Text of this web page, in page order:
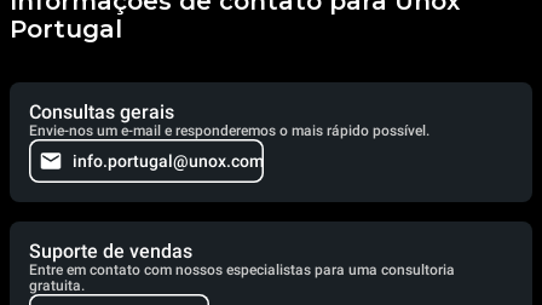
Portugal
Consultas gerais
Envie-nos um e-mail e responderemos o mais rápido possível.
info.portugal@unox.com
Suporte de vendas
Entre em contato com nossos especialistas para uma consultoria
gratuita.